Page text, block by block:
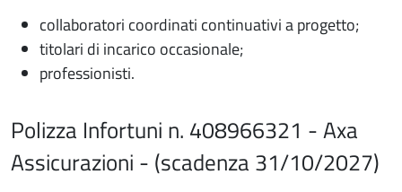
collaboratori coordinati continuativi a progetto;
titolari di incarico occasionale;
professionisti.
Polizza Infortuni n. 408966321 - Axa
Assicurazioni - (scadenza 31/10/2027)